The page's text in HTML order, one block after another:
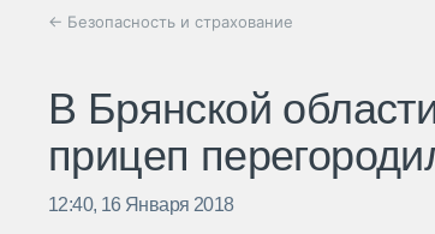
← Безопасность и страхование
В Брянской
прицеп
12:40, 16 Января 2018